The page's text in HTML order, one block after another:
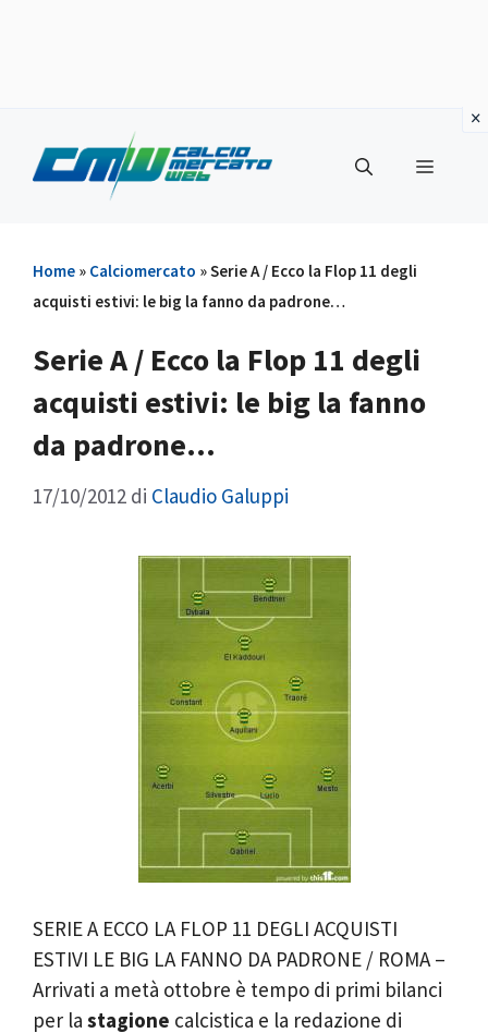
contenuto
Menu
Home » Calciomercato »Serie A / Ecco la Flop 11 degli
acquisti estivi: le big la fanno da padrone…
Serie A / Ecco la Flop 11 degli
acquisti estivi: le big la fanno
da padrone…
17/10/2012 di Claudio Galuppi
SERIE A ECCO LA FLOP 11 DEGLI ACQUISTI
ESTIVI LE BIG LA FANNO DA PADRONE / ROMA –
Arrivati a metà ottobre è tempo di primi bilanci
per la stagione calcistica e la redazione di